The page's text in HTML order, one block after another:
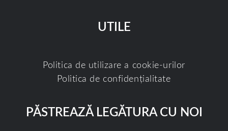
UTILE
Politica de utilizare a cookie-urilor
Politica de confidențialitate
PĂSTREAZĂ LEGĂTURA CU NOI